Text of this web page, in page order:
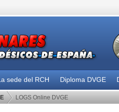
sede del RCH Diploma DVGE
LOGS Online DVGE